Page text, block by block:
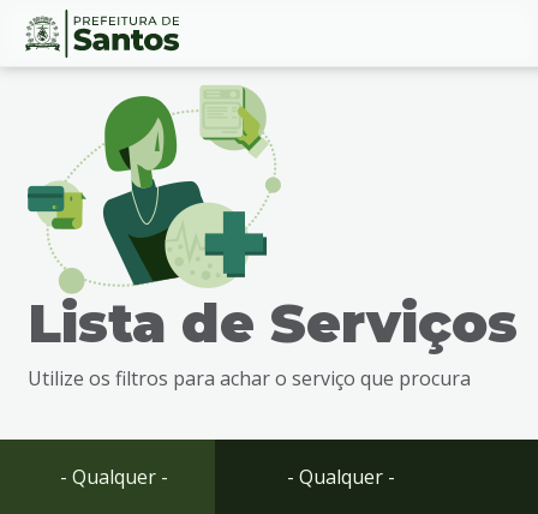
Ir
busca
Ir
Conteúdo
Lista de Serviços
Utilize os filtros para achar o serviço que procura
- Qualquer - - Qualquer -